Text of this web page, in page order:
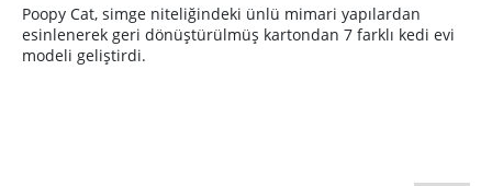
Poopy Cat, simge niteliğindeki ünlü mimari yapılardan
esinlenerek geri dönüştürülmüş kartondan 7 farklı kedi evi
modeli geliştirdi.